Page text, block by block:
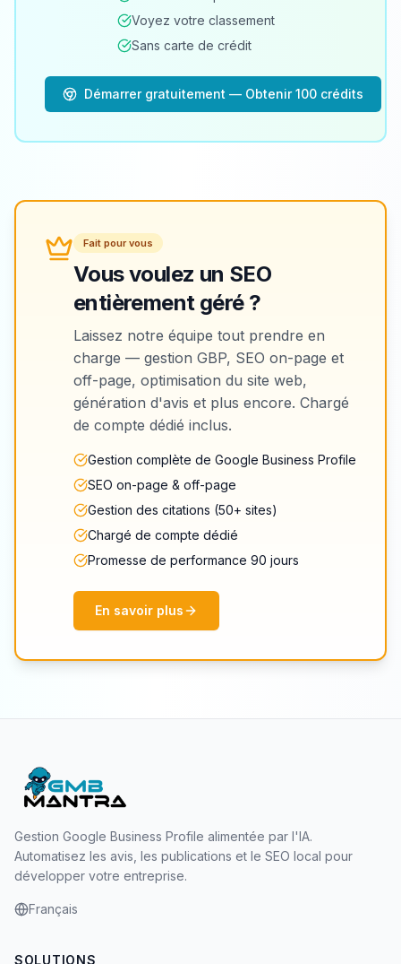
Voyez votre classement
Sans carte de crédit
Démarrer gratuitement — Obtenir 100 crédits
Fait pour vous
Vous voulez un SEO
entièrement géré ?
Laissez notre équipe tout prendre en
charge — gestion GBP, SEO on-page et
off-page, optimisation du site web,
génération d'avis et plus encore. Chargé
de compte dédié inclus.
Gestion complète de Google Business Profile
SEO on-page & off-page
Gestion des citations (50+ sites)
Chargé de compte dédié
Promesse de performance 90 jours
En savoir plus
Gestion Google Business Profile alimentée par l'IA.
Automatisez les avis, les publications et le SEO local pour
développer votre entreprise.
Français
SOLUTIONS